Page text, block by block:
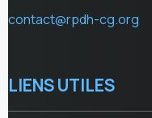
contact@rpdh-cg.org
LIENS UTILES